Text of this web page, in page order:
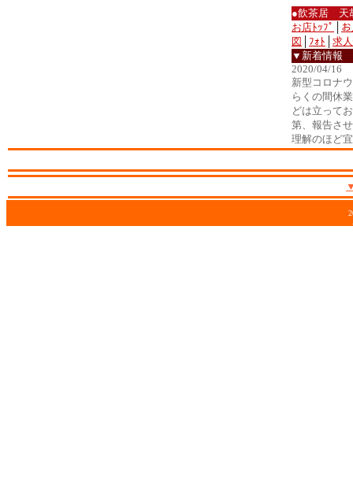
●飲茶居 天
お店ﾄｯﾌﾟ
図
ﾌｫﾄ
求
▼新着情報
2020/04/16
新型コロナ
らくの間休
どは立って
第、報告さ
理解のほど